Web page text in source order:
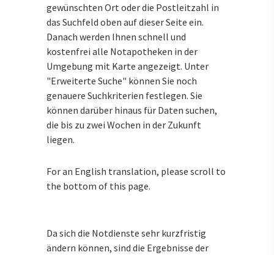
gewünschten Ort oder die Postleitzahl in
das Suchfeld oben auf dieser Seite ein.
Danach werden Ihnen schnell und
kostenfrei alle Notapotheken in der
Umgebung mit Karte angezeigt. Unter
"Erweiterte Suche" können Sie noch
genauere Suchkriterien festlegen. Sie
können darüber hinaus für Daten suchen,
die bis zu zwei Wochen in der Zukunft
liegen.
For an English translation, please scroll to
the bottom of this page.
Da sich die Notdienste sehr kurzfristig
ändern können, sind die Ergebnisse der